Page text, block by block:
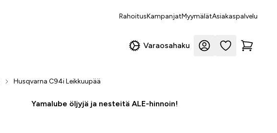
RahoitusKampanjatMyymälätAsiakaspalvelu
Varaosahaku
Husqvarna C94i Leikkuupää
Yamalube öljyjä ja nesteitä ALE-hinnoin!